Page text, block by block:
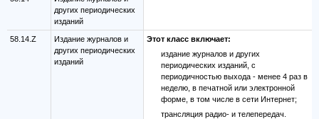
других периодических
изданий
58.14.Z
Издание журналов и
других периодических
изданий
Этот класс включает:
издание журналов и других
периодических изданий, с
периодичностью выхода - менее 4 раз в
неделю, в печатной или электронной
форме, в том числе в сети Интернет;
трансляция радио- и телепередач.